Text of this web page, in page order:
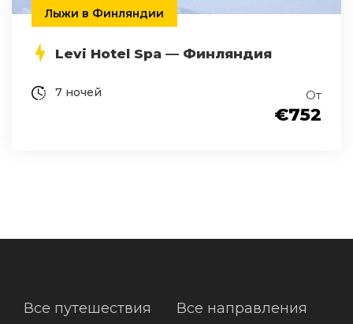
Лыжи в Финляндии
Levi Hotel Spa — Финляндия
От
€752
7 ночей
Все путешествия Все направления